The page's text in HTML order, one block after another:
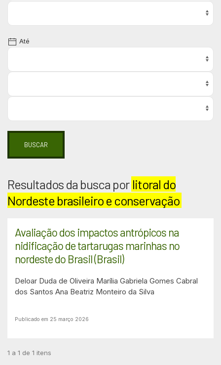
Até
BUSCAR
Resultados da busca por litoral do
Nordeste brasileiro e conservação
Avaliação dos impactos antrópicos na
nidificação de tartarugas marinhas no
nordeste do Brasil (Brasil)
Deloar Duda de Oliveira Marília Gabriela Gomes Cabral
dos Santos Ana Beatriz Monteiro da Silva
Publicado em 25 março 2026
1 a 1 de 1 itens